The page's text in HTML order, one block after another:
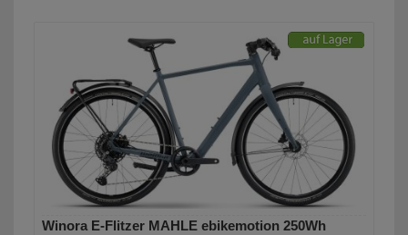
Winora E-Flitzer MAHLE ebikemotion 250Wh